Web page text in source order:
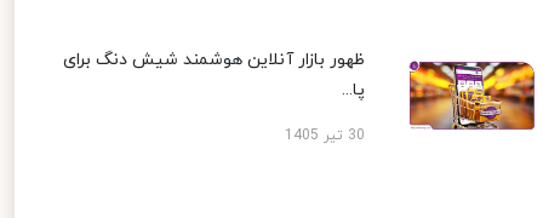
ظهور بازار آنلاین هوشمند شیش دنگ برای
پا...
30 تیر 1405